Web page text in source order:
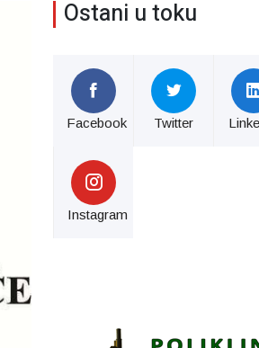
Ostani u toku
Facebook Twitter
Instagram